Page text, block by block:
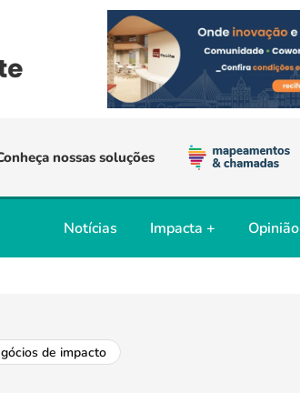
nossas soluções
Notícias Impacta + Opinião
de impacto